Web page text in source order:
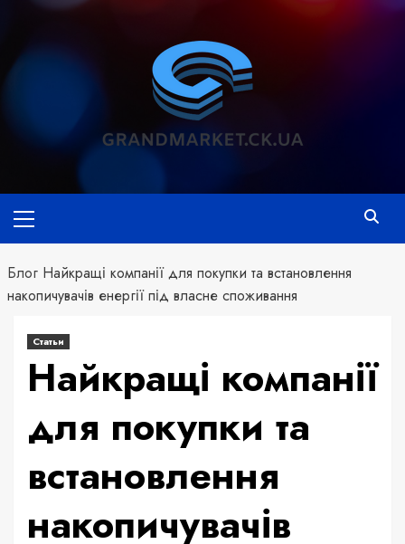
Перейти
содержимому
меню
Блог Найкращі компанії для покупки та встановлення
накопичувачів енергії під власне споживання
Статьи
Найкращі компанії
для покупки та
встановлення
накопичувачів